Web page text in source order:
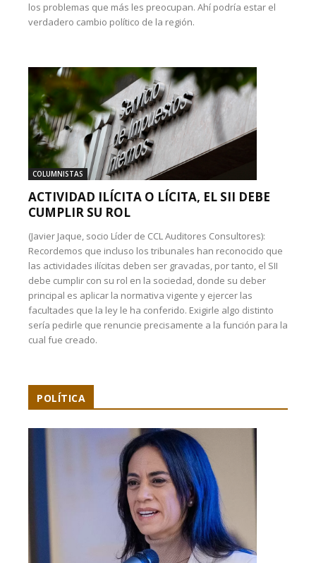
los problemas que más les preocupan. Ahí podría estar el
verdadero cambio político de la región.
COLUMNISTAS
ACTIVIDAD ILÍCITA O LÍCITA, EL SII DEBE
CUMPLIR SU ROL
(Javier Jaque, socio Líder de CCL Auditores Consultores):
Recordemos que incluso los tribunales han reconocido que
las actividades ilícitas deben ser gravadas, por tanto, el SII
debe cumplir con su rol en la sociedad, donde su deber
principal es aplicar la normativa vigente y ejercer las
facultades que la ley le ha conferido. Exigirle algo distinto
sería pedirle que renuncie precisamente a la función para la
cual fue creado.
POLÍTICA